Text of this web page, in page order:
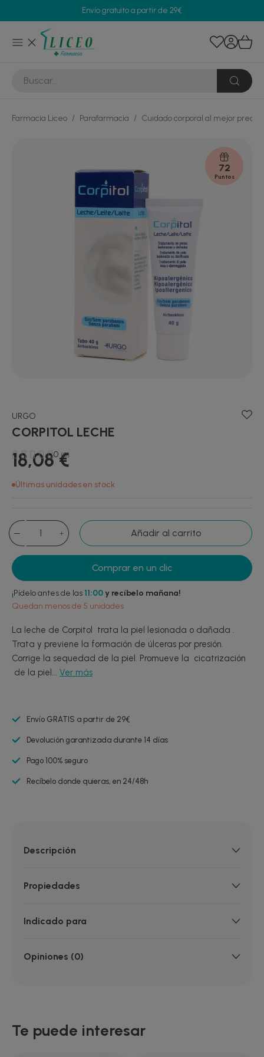
Envío gratuito a partir de 29€
Farmacia Liceo / Parafarmacia / Cuidado corporal al mejor precio
72
Puntos
URGO
CORPITOL LECHE
18,08 €
0 (0)
Últimas unidades en stock
Añadir al carrito
Comprar en un clic
¡Pídelo antes de las 11:00y recíbelo mañana!
Quedan menos de 5 unidades
La leche de Corpitol trata la piel lesionada o dañada .
Trata y previene la formación de úlceras por presión.
Corrige la sequedad de la piel. Promueve la cicatrización
de la piel... Ver más
Envío GRATIS a partir de 29€
Devolución garantizada durante 14 días
Pago 100% seguro
Recíbelo donde quieras, en 24/48h
Descripción
Propiedades
Indicado para
Opiniones (0)
Te puede interesar